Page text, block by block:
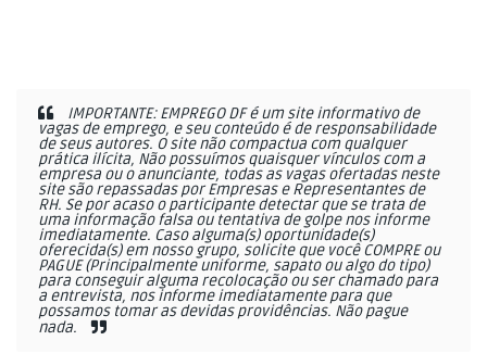
IMPORTANTE: EMPREGO DF é um site informativo de
vagas de emprego, e seu conteúdo é de responsabilidade
de seus autores. O site não compactua com qualquer
prática ilícita, Não possuímos quaisquer vínculos com a
empresa ou o anunciante, todas as vagas ofertadas neste
site são repassadas por Empresas e Representantes de
RH. Se por acaso o participante detectar que se trata de
uma informação falsa ou tentativa de golpe nos informe
imediatamente. Caso alguma(s) oportunidade(s)
oferecida(s) em nosso grupo, solicite que você COMPRE ou
PAGUE (Principalmente uniforme, sapato ou algo do tipo)
para conseguir alguma recolocação ou ser chamado para
a entrevista, nos informe imediatamente para que
possamos tomar as devidas providências. Não pague
nada.